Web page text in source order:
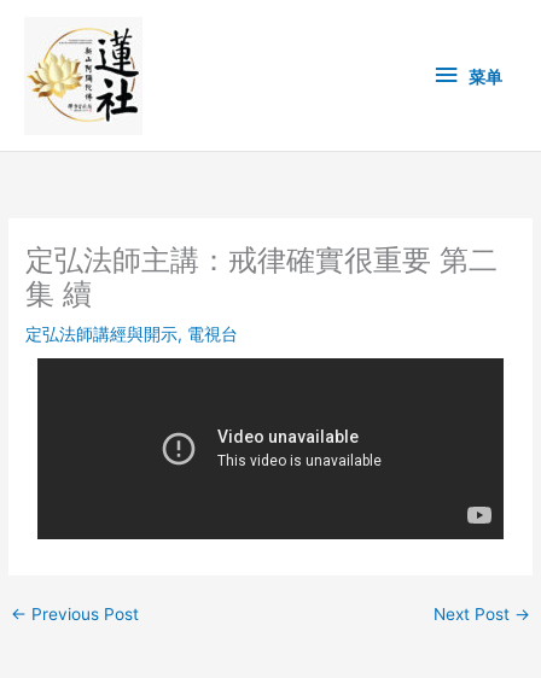
content
单 菜单
定弘法師主講：戒律確實很重要 第二
集 續
定弘法師講經與開示, 電視台
← Previous Post Next Post →